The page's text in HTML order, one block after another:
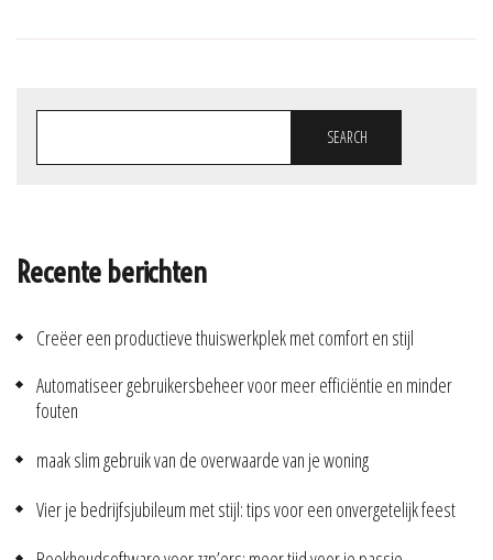
SEARCH
Recente berichten
Creëer een productieve thuiswerkplek met comfort en stijl
Automatiseer gebruikersbeheer voor meer efficiëntie en minder
fouten
maak slim gebruik van de overwaarde van je woning
Vier je bedrijfsjubileum met stijl: tips voor een onvergetelijk feest